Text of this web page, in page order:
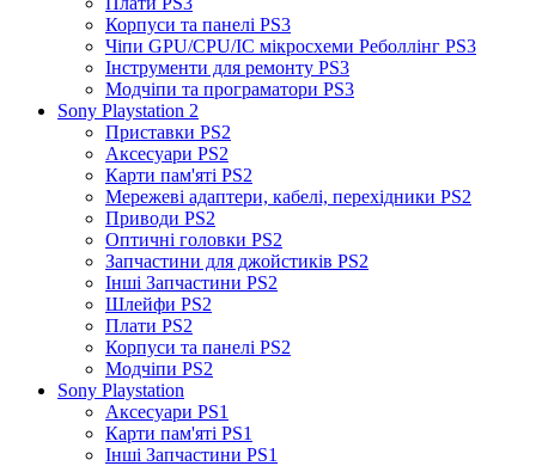
Корпуси та панелі PS3
Чіпи GPU/CPU/IC мікросхеми Реболлінг PS3
Інструменти для ремонту PS3
Модчіпи та програматори PS3
Sony Playstation 2
Приставки PS2
Аксесуари PS2
Карти пам'яті PS2
Мережеві адаптери, кабелі, перехідники PS2
Приводи PS2
Оптичні головки PS2
Запчастини для джойстиків PS2
Інші Запчастини PS2
Шлейфи PS2
Плати PS2
Корпуси та панелі PS2
Модчіпи PS2
Sony Playstation
Аксесуари PS1
Карти пам'яті PS1
Інші Запчастини PS1